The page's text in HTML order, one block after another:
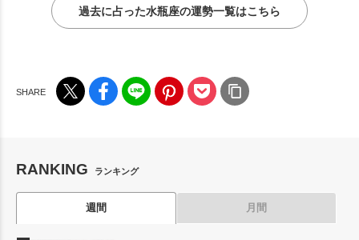
過去に占った水瓶座の運勢一覧はこちら
RANKING ランキング
週間 月間